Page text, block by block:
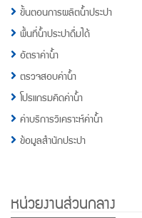
ขั้นตอนการผลิตน้ำประปา
พื้นที่น้ำประปาดื่มได้
อัตราค่าน้ำ
ตรวจสอบค่าน้ำ
โปรแกรมคิดค่าน้ำ
ค่าบริการวิเคราะห์ค่าน้ำ
ข้อมูลสำนักประปา
หน่วยงานส่วนกลาง